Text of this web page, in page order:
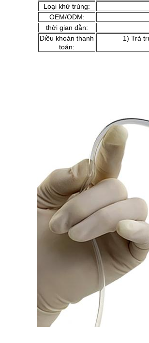
Loại khử trùng:
OEM/ODM:
thời gian dẫn:
Điều khoản thanh
toán:
1) Trả